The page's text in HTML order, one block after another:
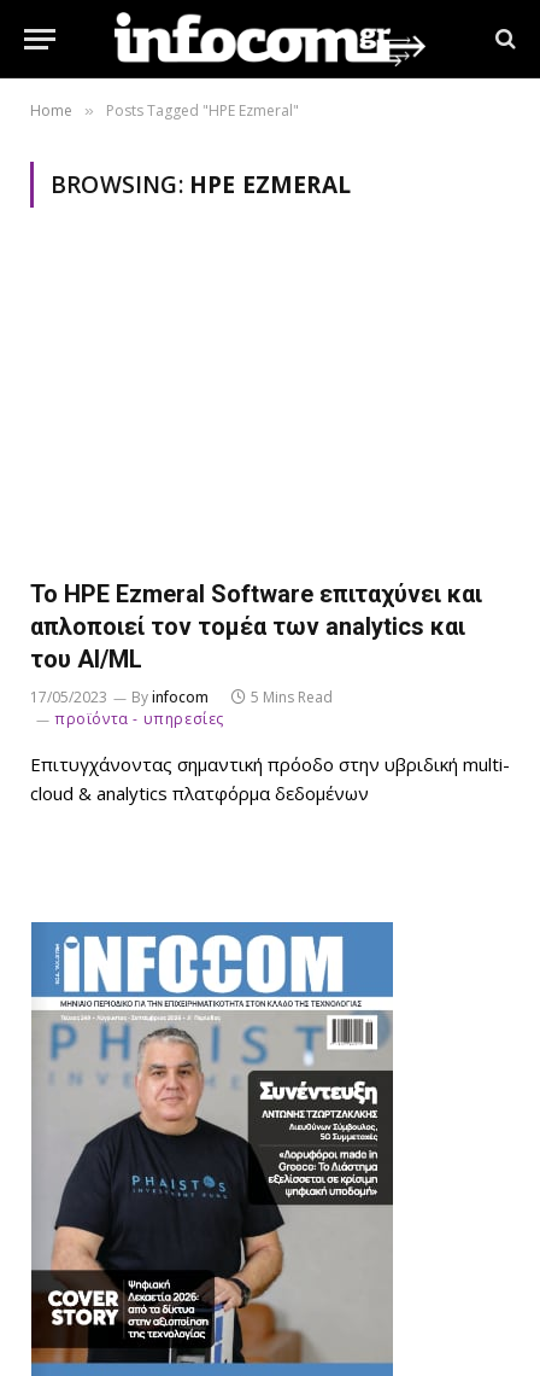
Home » Posts Tagged "HPE Ezmeral"
BROWSING: HPE EZMERAL
Το HPE Ezmeral Software επιταχύνει και
απλοποιεί τον τομέα των analytics και
του AI/ML
17/05/2023 Byinfocom
5 Mins Read
προϊόντα - υπηρεσίες
Επιτυγχάνοντας σημαντική πρόοδο στην υβριδική multi-
cloud & analytics πλατφόρμα δεδομένων